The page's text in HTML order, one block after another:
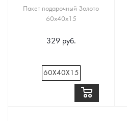
Пакет подарочный Золото
60х40х15
329 руб.
60Х40Х15